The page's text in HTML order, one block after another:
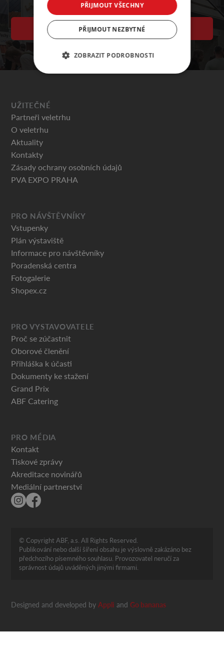
VSTUPENKY
UŽITEČNÉ
Partneři veletrhu
O veletrhu
Aktuality
Kontakty
Zásady ochrany osobních údajů
PVA EXPO PRAHA
PRO NÁVŠTĚVNÍKY
Vstupenky
Plán výstaviště
Informace pro návštěvníky
Poradenská centra
Fotogalerie
Shopex.cz
PRO VYSTAVOVATELE
Proč se zúčastnit
Oborové členění
Přihláška k účasti
Dokumenty ke stažení
Grand Prix
ABF Catering
PRO MÉDIA
Kontakt
Tiskové zprávy
Akreditace novinářů
Mediální partnerství
© Copyright ABF, a.s. All Rights Reserved.
Publikování nebo další šíření obsahu je výslovně zakázáno bez
předchozího písemného souhlasu. Provozovatel neručí za
správnost údajů uváděných jinými firmami.
Designed and developed byAppli andGo bananas
PŘIJMOUT VŠECHNY
PŘIJMOUT NEZBYTNÉ
ZOBRAZIT PODROBNOSTI